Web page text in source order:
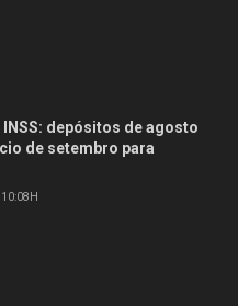
INSS: depósitos de agosto
de setembro para
10:08H